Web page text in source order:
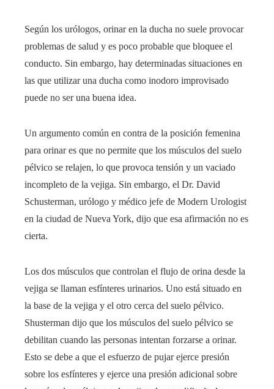
Según los urólogos, orinar en la ducha no suele provocar
problemas de salud y es poco probable que bloquee el
conducto. Sin embargo, hay determinadas situaciones en
las que utilizar una ducha como inodoro improvisado
puede no ser una buena idea.
Un argumento común en contra de la posición femenina
para orinar es que no permite que los músculos del suelo
pélvico se relajen, lo que provoca tensión y un vaciado
incompleto de la vejiga. Sin embargo, el Dr. David
Schusterman, urólogo y médico jefe de Modern Urologist
en la ciudad de Nueva York, dijo que esa afirmación no es
cierta.
Los dos músculos que controlan el flujo de orina desde la
vejiga se llaman esfínteres urinarios. Uno está situado en
la base de la vejiga y el otro cerca del suelo pélvico.
Shusterman dijo que los músculos del suelo pélvico se
debilitan cuando las personas intentan forzarse a orinar.
Esto se debe a que el esfuerzo de pujar ejerce presión
sobre los esfínteres y ejerce una presión adicional sobre